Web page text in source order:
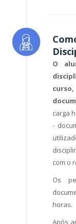
O
carga
-
com o
Os
horas.
Após